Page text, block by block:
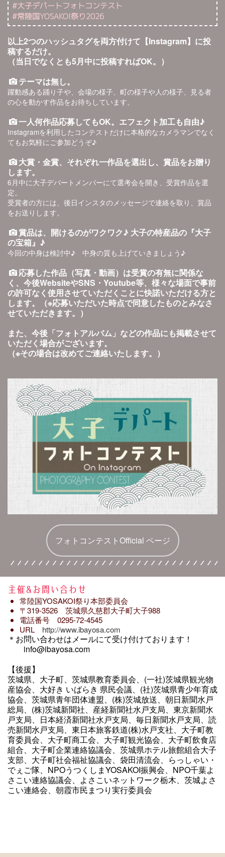
#大子デパートフォトコンテスト
#常陸国YOSAKOI祭り2026
以上2つのハッシュタグを両方付けて【Instagram】に投
稿するだけ。
（当日でなくとも5月中に投稿すればOK。）
テーマは無し。
躍動感ある踊り子や、会場の様子、町の様子や人の様子、見る者
の心を動かす作品をお待ちしています。
一人何作品応募してもOK。エフェクト加工も自由♪
Instagramを利用したコンテストだけに本格的なカメラマンでなく
てもお気軽にご参加どうぞ♪
大賞・ 金賞、それぞれ一作品を選出し、賞品をお贈り
します。
6月中に大子デパートメンバーにて選考会を開き、受賞作品を選
定。
受賞者の方には、後日インスタのメッセージで連絡を取り、賞品
をお送りします。
賞品は、開けるのがワクワク♪ 大子の特産品の『大子
の宝箱』♪
今回の中身は検討中♪ 中身の質も上げていきましょう♪
応募した作品（写真・動画）は受賞の有無に関係な
く、今後WebsiteやSNS・Youtube等、様々な場面で事前
の許可なく使用させていただくことに快諾いただける方と
します。
（※応募いただいた時点で同意したものとみなさ
せていただきます。）
また、今後「フォトアルバム」などの作品にも掲載させて
いただく場合がございます。
（※その場合は改めてご連絡いたします。）
フォトコンテストOfficial ページ
主催&お問い合わせ
常陸国YOSAKOI祭り本部委員会
〒319-3526 茨城県久慈郡大子町大子988
電話番号 0295-72-4545
URL http://www.ibayosa.com
＊お問い合わせはメールにて受け付けております！
info@ibayosa.com
【後援】
茨城県、大子町、茨城県教育委員会、(一社)茨城県観光物
産協会、大好き いばらき 県民会議、(社)茨城県青少年育成
協会、茨城県青年団体連盟、(株)茨城放送、朝日新聞水戸
総局、(株)茨城新聞社、産経新聞社水戸支局、東京新聞水
戸支局、日本経済新聞社水戸支局、毎日新聞水戸支局、読
売新聞水戸支局、東日本旅客鉄道(株)水戸支社、大子町教
育委員会、大子町商工会、大子町観光協会、大子町飲食店
組合、大子町企業連絡協議会、茨城県ホテル旅館組合大子
支部、大子町社会福祉協議会、袋田清流会、らっしゃい・
でぇご隊、NPOうつくしまYOSAKOI振興会、NPO千葉よ
さこい連絡協議会、よさこいネットワーク栃木、茨城よさ
こい連絡会、朝霞市民まつり実行委員会